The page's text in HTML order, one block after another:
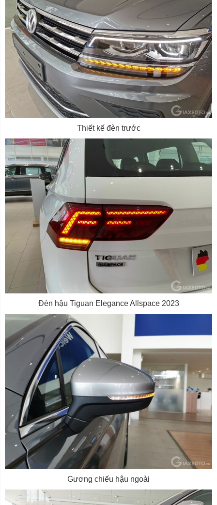
Thiết kế đèn trước
Đèn hậu Tiguan Elegance Allspace 2023
Gương chiếu hậu ngoài